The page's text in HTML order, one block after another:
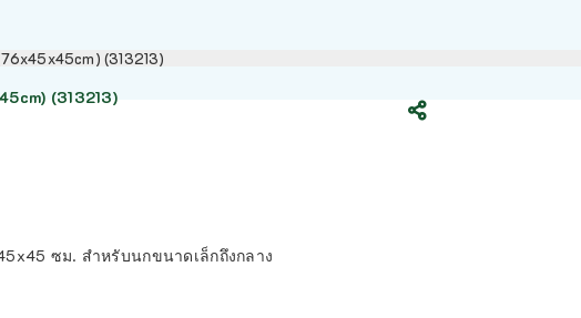
(313213)
(313213)
ซม. สำหรับนกขนาดเล็กถึงกลาง